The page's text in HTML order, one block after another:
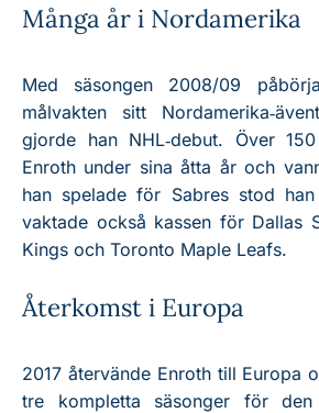
Många år i Nordamerika
Med säsongen 2008/09
målvakten sitt
gjorde han NHL‑debut. Över
Enroth under sina åtta år och
han spelade för Sabres stod
vaktade också kassen för Dallas
Kings och Toronto Maple Leafs.
Återkomst i Europa
2017 återvände Enroth till Europa
tre kompletta säsonger för den